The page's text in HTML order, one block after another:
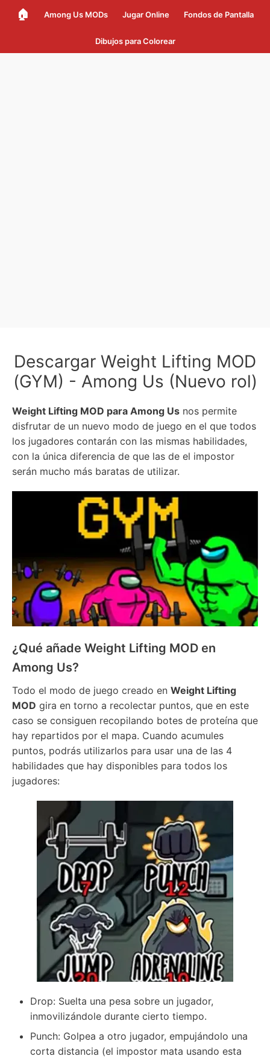
🏠 Among Us MODs Jugar Online Fondos de Pantalla
Dibujos para Colorear
Descargar Weight Lifting MOD
(GYM) - Among Us (Nuevo rol)
Weight Lifting MOD para Among Us nos permite
disfrutar de un nuevo modo de juego en el que todos
los jugadores contarán con las mismas habilidades,
con la única diferencia de que las de el impostor
serán mucho más baratas de utilizar.
¿Qué añade Weight Lifting MOD en
Among Us?
Todo el modo de juego creado en Weight Lifting
MOD gira en torno a recolectar puntos, que en este
caso se consiguen recopilando botes de proteína que
hay repartidos por el mapa. Cuando acumules
puntos, podrás utilizarlos para usar una de las 4
habilidades que hay disponibles para todos los
jugadores:
Drop: Suelta una pesa sobre un jugador,
inmovilizándole durante cierto tiempo.
Punch: Golpea a otro jugador, empujándolo una
corta distancia (el impostor mata usando esta